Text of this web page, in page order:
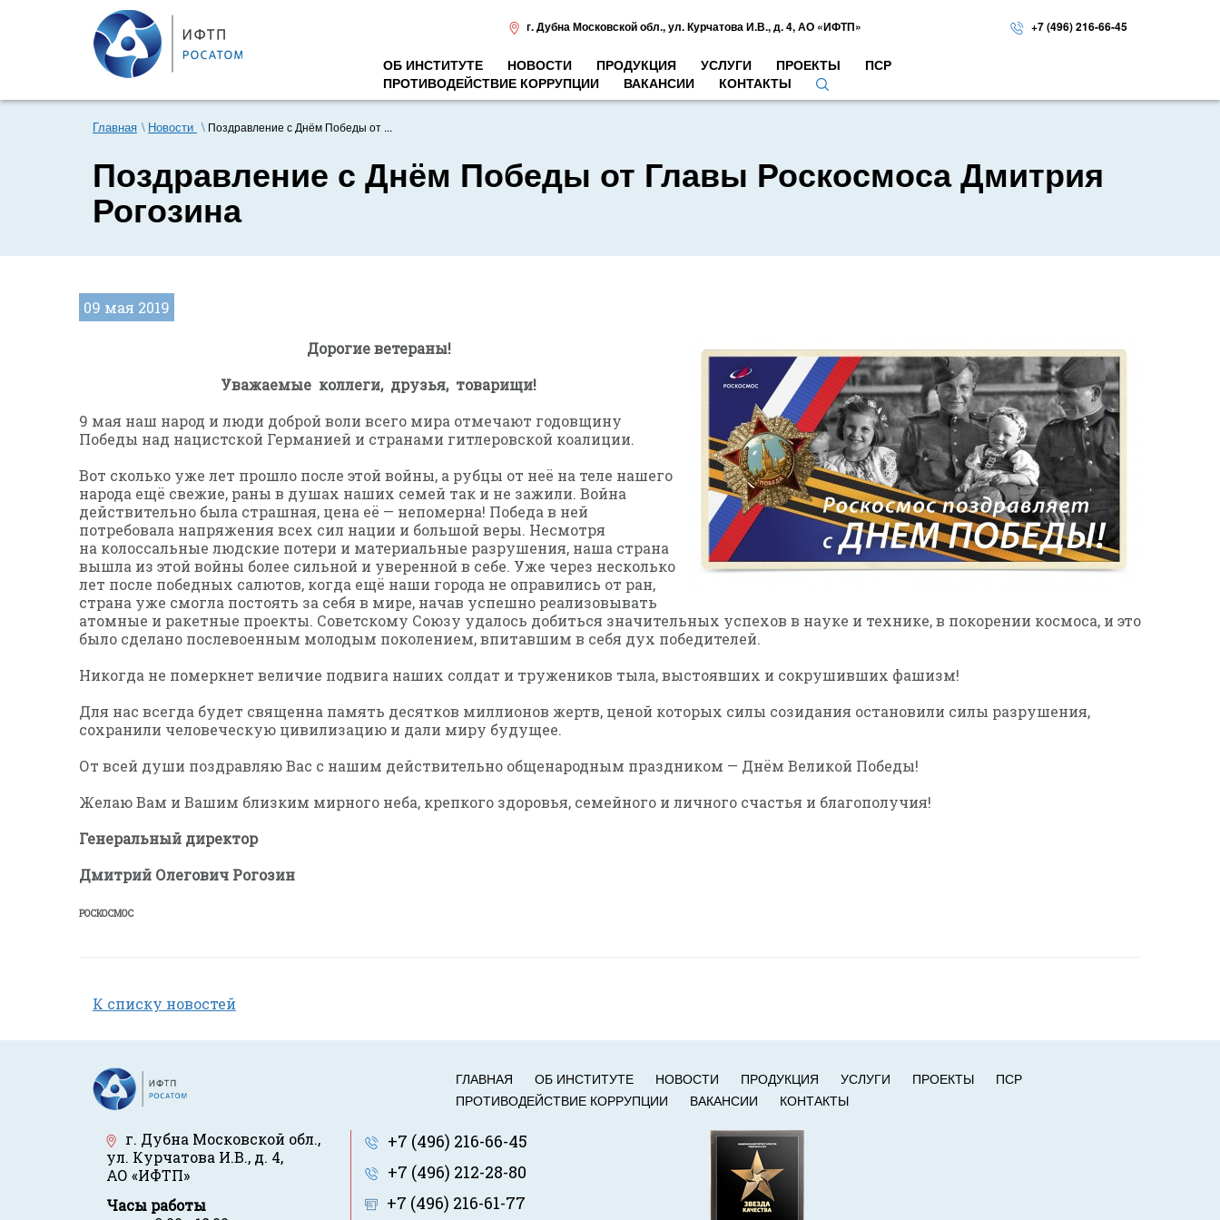
г. Дубна Московской обл.,ул. Курчатова И.В., д. 4,АО «ИФТП» +7 (496) 216-66-45
ОБ ИНСТИТУТЕ НОВОСТИ ПРОДУКЦИЯ УСЛУГИ ПРОЕКТЫ
ПСР
ПРОТИВОДЕЙСТВИЕ КОРРУПЦИИ
ВАКАНСИИ КОНТАКТЫ
Главная Новости Поздравление с Днём Победы от ...
Поздравление с Днём Победы от Главы Роскосмоса Дмитрия
Рогозина
09 мая 2019
Дорогие ветераны!
Уважаемые коллеги, друзья, товарищи!
9 мая наш народ и люди доброй воли всего мира отмечают годовщину
Победы над нацистской Германией и странами гитлеровской коалиции.
Вот сколько уже лет прошло после этой войны, а рубцы от неё на теле нашего
народа ещё свежие, раны в душах наших семей так и не зажили. Война
действительно была страшная, цена её — непомерна! Победа в ней
потребовала напряжения всех сил нации и большой веры. Несмотря
на колоссальные людские потери и материальные разрушения, наша страна
вышла из этой войны более сильной и уверенной в себе. Уже через несколько
лет после победных салютов, когда ещё наши города не оправились от ран,
страна уже смогла постоять за себя в мире, начав успешно реализовывать
атомные и ракетные проекты. Советскому Союзу удалось добиться значительных успехов в науке и технике, в покорении космоса, и это
было сделано послевоенным молодым поколением, впитавшим в себя дух победителей.
Никогда не померкнет величие подвига наших солдат и тружеников тыла, выстоявших и сокрушивших фашизм!
Для нас всегда будет священна память десятков миллионов жертв, ценой которых силы созидания остановили силы разрушения,
сохранили человеческую цивилизацию и дали миру будущее.
От всей души поздравляю Вас с нашим действительно общенародным праздником — Днём Великой Победы!
Желаю Вам и Вашим близким мирного неба, крепкого здоровья, семейного и личного счастья и благополучия!
Генеральный директор
Дмитрий Олегович Рогозин
РОСКОСМОС
К списку новостей
ГЛАВНАЯ ОБ ИНСТИТУТЕ НОВОСТИ ПРОДУКЦИЯ УСЛУГИ ПРОЕКТЫ
ПСР
ПРОТИВОДЕЙСТВИЕ КОРРУПЦИИ
ВАКАНСИИ КОНТАКТЫ
г. Дубна Московской обл.,
ул. Курчатова И.В., д. 4,
АО «ИФТП»
Часы работы
+7 (496) 216-66-45
+7 (496) 212-28-80
+7 (496) 216-61-77